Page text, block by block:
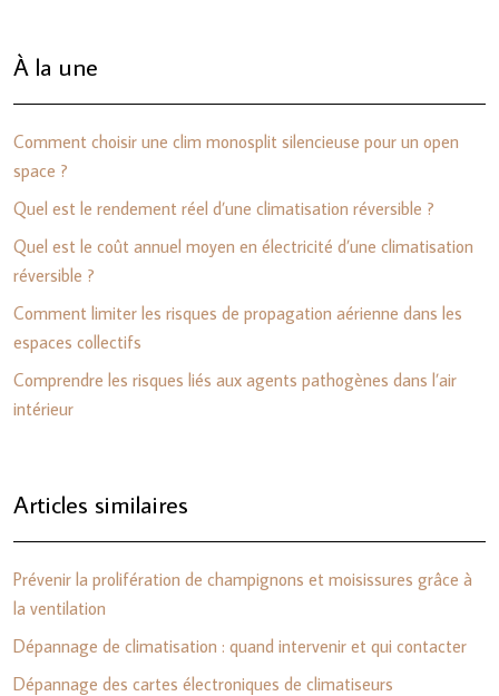
À la une
Comment choisir une clim monosplit silencieuse pour un open
space ?
Quel est le rendement réel d’une climatisation réversible ?
Quel est le coût annuel moyen en électricité d’une climatisation
réversible ?
Comment limiter les risques de propagation aérienne dans les
espaces collectifs
Comprendre les risques liés aux agents pathogènes dans l’air
intérieur
Articles similaires
Prévenir la prolifération de champignons et moisissures grâce à
la ventilation
Dépannage de climatisation : quand intervenir et qui contacter
Dépannage des cartes électroniques de climatiseurs